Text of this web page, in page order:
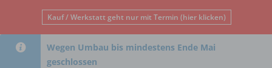
Kauf / Werkstatt geht nur mit Termin (hier klicken)
Wegen Umbau bis mindestens Ende Mai
geschlossen